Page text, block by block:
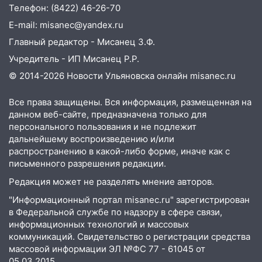
10:14 В Ульяновске двоих участников
отправили в колонию на 7 и 8 лет
Ночью беспилотники сбили над
соседними Татарстаном и Саратовской
областью
09:41 Диана Шурыгина уверовала в
Бога в СИЗО
09:35 В Ульяновске директора фирмы
будут судить за неуплату налогов на 48
млн рублей
08:22
Подросток на питбайке сбил
велосипедистку: пострадали двое
07:20 Жара возвращается: ожидается
знойный и сухой четверг
06:00
Под Ульяновском при развороте
Телефон: (8422) 46-26-70
E-mail: misanec@yandex.ru
Главный редактор - Мисанец З.Ф.
Учредитель - ИП Мисанец Р.Р.
© 2014-2026 Новости Ульяновска онлайн misanec.ru
Все права защищены. Вся информация, размещенная на
данном веб-сайте, предназначена только для
персонального пользования и не подлежит
дальнейшему воспроизведению и/или
распространению в какой-либо форме, иначе как с
письменного разрешения редакции.
Редакция может не разделять мнение авторов.
"Информационный портал misanec.ru" зарегистрирован
в Федеральной службе по надзору в сфере связи,
информационных технологий и массовых
коммуникаций. Свидетельство о регистрации средства
массовой информации ЭЛ №ФС 77 - 61045 от